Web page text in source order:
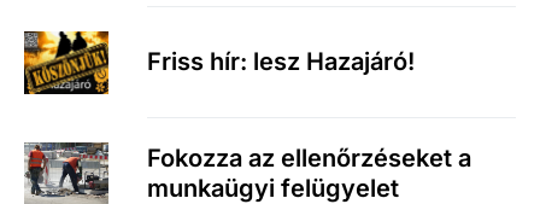
Friss hír: lesz Hazajáró!
Fokozza az ellenőrzéseket a
munkaügyi felügyelet